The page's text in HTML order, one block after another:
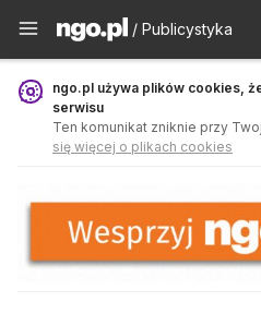
Publicystyka -
/ Publicystyka
ngo.pl używa plików cookies,
serwisu
Ten komunikat zniknie przy
się więcej o plikach cookies